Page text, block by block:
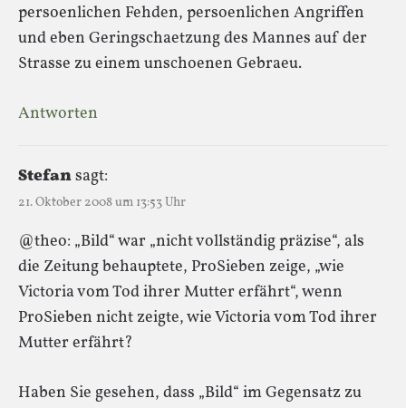
persoenlichen Fehden, persoenlichen Angriffen
und eben Geringschaetzung des Mannes auf der
Strasse zu einem unschoenen Gebraeu.
Antworten
Stefansagt:
21. Oktober 2008 um 13:53 Uhr
@theo: „Bild“ war „nicht vollständig präzise“, als
die Zeitung behauptete, ProSieben zeige, „wie
Victoria vom Tod ihrer Mutter erfährt“, wenn
ProSieben nicht zeigte, wie Victoria vom Tod ihrer
Mutter erfährt?
Haben Sie gesehen, dass „Bild“ im Gegensatz zu